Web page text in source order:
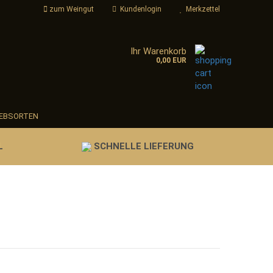
zum Weingut Kundenlogin
Mail
Merkzettel
Ihr Warenkorb
0,00 EUR
SCHNELLE LIEFERUNG